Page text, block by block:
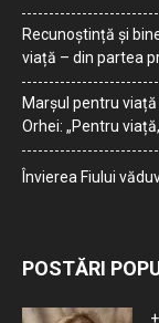
Recunoștință și
viață – din partea
Marșul pentru viață
Orhei: „Pentru
Învierea Fiului
POSTĂRI